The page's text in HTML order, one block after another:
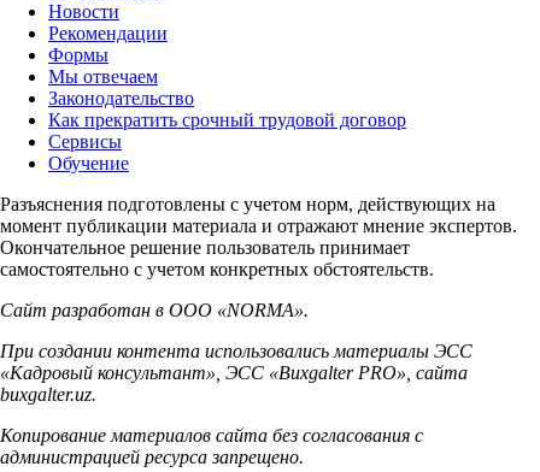
Новости
Рекомендации
Формы
Мы отвечаем
Законодательство
Как прекратить срочный трудовой договор
Сервисы
Обучение
Разъяснения подготовлены с учетом норм, действующих на
момент публикации материала и отражают мнение экспертов.
Окончательное решение пользователь принимает
самостоятельно с учетом конкретных обстоятельств.
Сайт разработан в ООО «NORMA».
При создании контента использовались материалы ЭСС
«Кадровый консультант», ЭСС «Buxgalter PRO», сайта
buxgalter.uz.
Копирование материалов сайта без согласования с
администрацией ресурса запрещено.